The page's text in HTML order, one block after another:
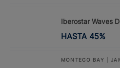
Iberostar Waves
HASTA 45%
MONTEGO BAY |